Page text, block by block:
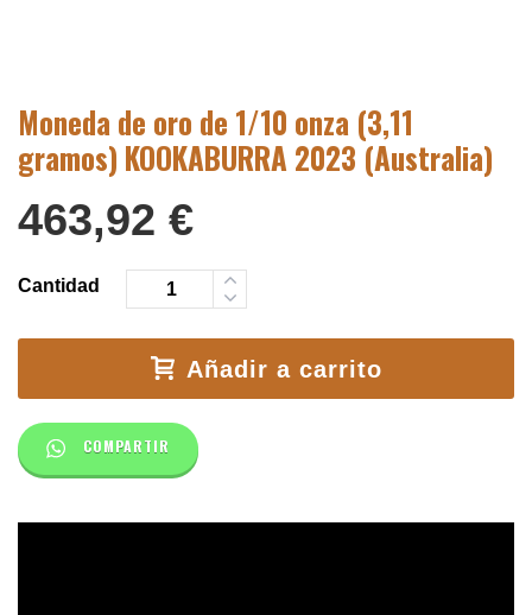
Moneda de oro de 1/10 onza (3,11
gramos) KOOKABURRA 2023 (Australia)
463,92 €
Cantidad
Añadir a carrito
COMPARTIR